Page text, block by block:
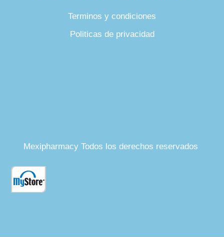
Terminos y condiciones
Politicas de privacidad
Mexipharmacy Todos los derechos reservados